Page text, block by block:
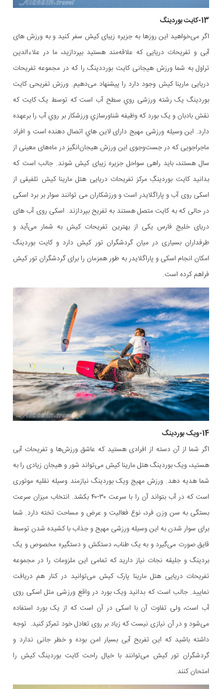
13-کایت بوردینگ
اگر می‌خواهید این روزها به جزیره زیبای کیش سفر کنید و به ورزش های
آبی و تفریحات دریایی که علاقه‌مند هستید بپردازید، ما در علاءالدین
تراول به شما ورزش هیجانی کایت بورددینگ را که در مجموعه تفریحات
دریایی مارینا کیش وجود دارد را پیشنهاد می‌دهیم. ورزش تفریحی کایت
بوردینگ یک رشته ورزشی روي سطح آب است که توسط یک کایت که
نقش بادبان و یک بورد که وظیفه شناورسازي ورزشکار بر روي آب را برعهده
دارد. این وسیله ورزشی مهیج دارای لاین هاي اتصال دهنده است و افراد
ماجراجویی که در جست‌وجوی این ورزش هیجان‌انگیز در ماه‌های معینی از
سال هستند، باید راهی سواحل جزیره زیبای کیش شوند. جالب است که
بدانید کایت بوردینگِ مرکز تفریحات دریایی هتل مارینا کیش تلفیقی از
اسکی روی آب و پاراگلایدر است و ورزشکاران می توانند سوار بر برد اسکی
در حالی که به کایت متصل هستند به تفریح بپردازند. اسکی روی آب های
دریای خلیج فارس یکی از بهترین تفریحات کیش به شمار می‌آید و
طرفداران بسیاری در میان گردشگران تور کیش دارد و کایت بوردینگ
امکان انجام اسکی و پاراگلایدر به طور همزمان را برای گردشگران تور کیش
فراهم کرده است.
14-ویک بوردینگ
اگر شما از آن دسته از افرادی هستید که عاشق ورزش‌ها و تفریحات آبی
هستید، ویک بوردینگ هتل مارینا کیش می‌تواند شور و هیجان زیادی را به
شما هدیه دهد. ورزش مهیج ویک بوردینگ نیازمند وسیله نقلیه موتوری
است که در آب بتواند آن را با سرعت ۳۰-۴۰ بکشد. انتخاب میزان سرعت
بستگی به سن وزن فرد، نوع فعالیت و عرض و مساحت تخته دارد. شما
برای سوار شدن به این وسیله ورزشی مهیج و جذاب با کشیده شدن توسط
قایق صورت می‌گیرد و به یک طناب، دستکش و دستگیره مخصوص و یک
بردینگ و جلیقه نجات نیاز دارید که تمامی این ملزومات را در مجموعه
تفریحات دریایی هتل مارینا پارک کیش می‌توانید در کنار هم دریافت
نمایید. جالب است که بدانید ویک بورد در واقع ورزشی مثل اسکی روی
آب است، ولی تفاوت آن با اسکی در آن است که از یک بورد استفاده
می‌شود و در آن نیازی نیست که زیاد بر روی تعادل خود تمرکز کنید. توجه
داشته باشید که این تفریح آبی بسیار امن بوده و خطر جانی ندارد و
گردشگران تور کیش می‌توانند با خیال راحت کایت بوردینگ کیش را
امتحان کنند.